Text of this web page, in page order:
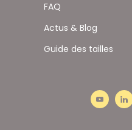
FAQ
Actus & Blog
Guide des tailles